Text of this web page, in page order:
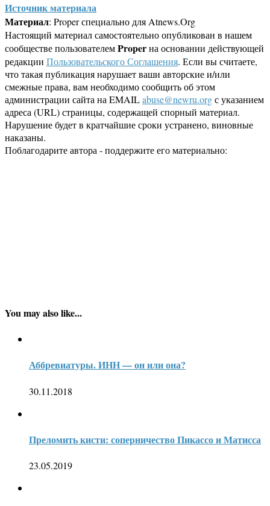
Источник материала
Материал: Proper специально для Atnews.Org
Настоящий материал самостоятельно опубликован в нашем
сообществе пользователемProperна основании действующей
редакции Пользовательского Соглашения. Если вы считаете,
что такая публикация нарушает ваши авторские и/или
смежные права, вам необходимо сообщить об этом
администрации сайта на EMAILabuse@newru.orgс указанием
адреса (URL) страницы, содержащей спорный материал.
Нарушение будет в кратчайшие сроки устранено, виновные
наказаны.
Поблагодарите автора - поддержите его материально:
You may also like...
Аббревиатуры. ИНН — он или она?
30.11.2018
Преломить кисти: соперничество Пикассо и Матисса
23.05.2019